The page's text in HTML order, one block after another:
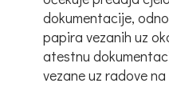
dokumentacije,
papira vezanih uz
atestnu
vezane uz radove